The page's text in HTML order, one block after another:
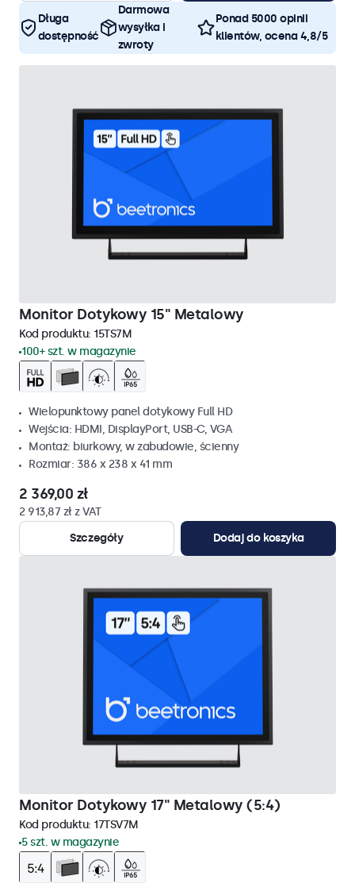
Długa
dostępność
Darmowa
wysyłka i
zwroty
Ponad 5000 opinii
klientów, ocena 4,8/5
Monitor Dotykowy 15" Metalowy
Kod produktu: 15TS7M
100+ szt. w magazynie
Wielopunktowy panel dotykowy Full HD
Wejścia: HDMI, DisplayPort, USB-C, VGA
Montaż: biurkowy, w zabudowie, ścienny
Rozmiar: 386 x 238 x 41 mm
2 369,00 zł
2 913,87 zł z VAT
Szczegóły
Dodaj do koszyka
Monitor Dotykowy 17" Metalowy (5:4)
Kod produktu: 17TSV7M
5 szt. w magazynie